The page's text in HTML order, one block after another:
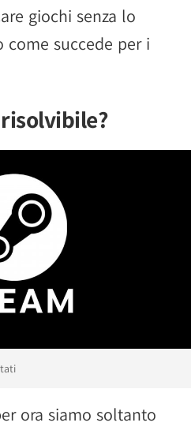
giochi senza lo
succede per i
ora siamo soltanto